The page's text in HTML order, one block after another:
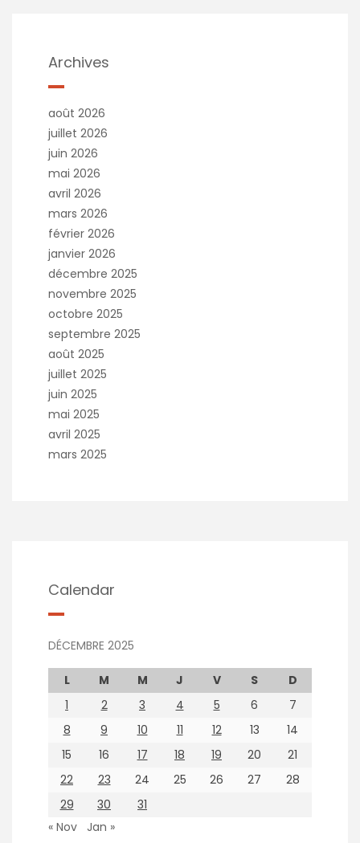
Archives
août 2026
juillet 2026
juin 2026
mai 2026
avril 2026
mars 2026
février 2026
janvier 2026
décembre 2025
novembre 2025
octobre 2025
septembre 2025
août 2025
juillet 2025
juin 2025
mai 2025
avril 2025
mars 2025
Calendar
DÉCEMBRE 2025
L M M J V S
D
1
2 3 4 5 6
7
8
9 10 11 12 13
14
15
16 17 18 19 20
21
22
23 24 25 26 27
28
29
30
31
« Nov
Jan »